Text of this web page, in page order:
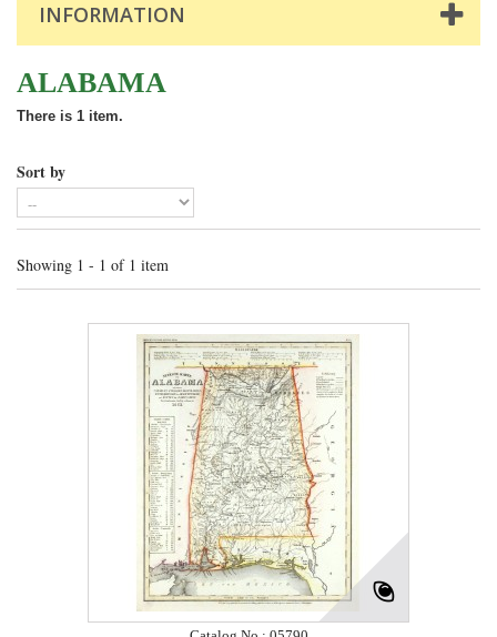
INFORMATION
ALABAMA
There is 1 item.
Sort by
Showing 1 - 1 of 1 item